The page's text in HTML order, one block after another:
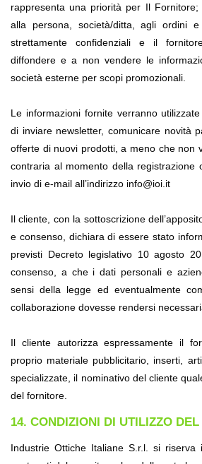
rappresenta una priorità per Il
alla persona, società/ditta, agli ordini
strettamente confidenziali e il
diffondere e a non vendere le
società esterne per scopi promozionali.
Le informazioni fornite verranno
di inviare newsletter, comunicare novità
offerte di nuovi prodotti, a meno che non
contraria al momento della registrazione
invio di e-mail all’indirizzo info@ioi.it
Il cliente, con la sottoscrizione
e consenso, dichiara di essere stato
previsti Decreto legislativo 10 agosto
consenso, a che i dati personali e
sensi della legge ed eventualmente
collaborazione dovesse rendersi
Il cliente autorizza espressamente il
proprio materiale pubblicitario, inserti,
specializzate, il nominativo del cliente
del fornitore.
14. CONDIZIONI DI UTILIZZO
Industrie Ottiche Italiane S.r.l. si